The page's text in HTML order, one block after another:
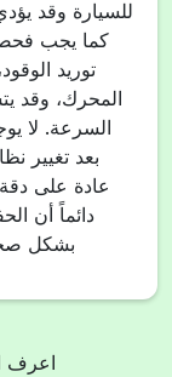
للسيارة وقد
كما يجب
توريد
المحرك، وقد
السرعة. لا
بعد تغيير
عادة على
دائماً أن
بشكل
اعرف